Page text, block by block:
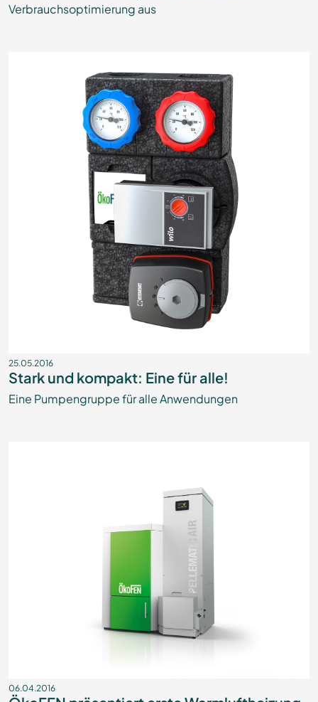
Verbrauchsoptimierung aus
25.05.2016
Stark und kompakt: Eine für alle!
Eine Pumpengruppe für alle Anwendungen
06.04.2016